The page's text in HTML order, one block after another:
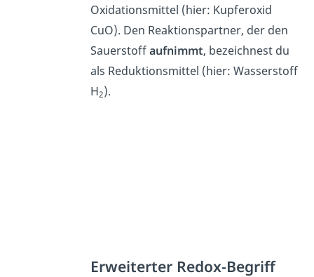
Oxidationsmittel (hier: Kupferoxid
CuO). Den Reaktionspartner, der den
Sauerstoffaufnimmt, bezeichnest du
als Reduktionsmittel (hier: Wasserstoff
H2).
Erweiterter Redox-Begriff